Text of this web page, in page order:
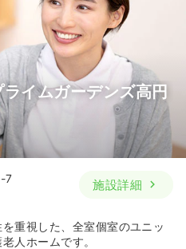
イムガーデンズ高円
7
施設詳細
重視した、全室個室のユニッ
人ホームです。